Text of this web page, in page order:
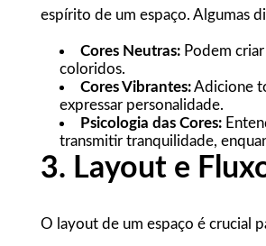
espírito de um espaço. Algumas
Cores Neutras: Podem
coloridos.
Cores Vibrantes:Adicione
expressar personalidade.
Psicologia das Cores:
transmitir tranquilidade,
3. Layout e
O layout de um espaço é crucial